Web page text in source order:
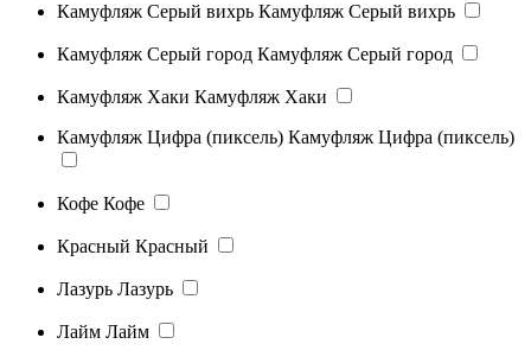
Камуфляж Серый вихрь Камуфляж Серый вихрь
Камуфляж Серый город Камуфляж Серый город
Камуфляж Хаки Камуфляж Хаки
Камуфляж Цифра (пиксель) Камуфляж Цифра (пиксель)
Кофе Кофе
Красный Красный
Лазурь Лазурь
Лайм Лайм